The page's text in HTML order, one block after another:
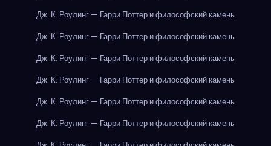
Дж. К. Роулинг — Гарри Поттер и философский камень
Дж. К. Роулинг — Гарри Поттер и философский камень
Дж. К. Роулинг — Гарри Поттер и философский камень
Дж. К. Роулинг — Гарри Поттер и философский камень
Дж. К. Роулинг — Гарри Поттер и философский камень
Дж. К. Роулинг — Гарри Поттер и философский камень